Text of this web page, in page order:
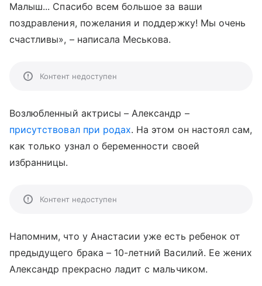
Малыш... Спасибо всем большое за ваши
поздравления, пожелания и поддержку! Мы очень
счастливы», – написала Меськова.
Контент недоступен
Возлюбленный актрисы – Александр –
присутствовал при родах. На этом он настоял сам,
как только узнал о беременности своей
избранницы.
Контент недоступен
Напомним, что у Анастасии уже есть ребенок от
предыдущего брака – 10-летний Василий. Ее жених
Александр прекрасно ладит с мальчиком.